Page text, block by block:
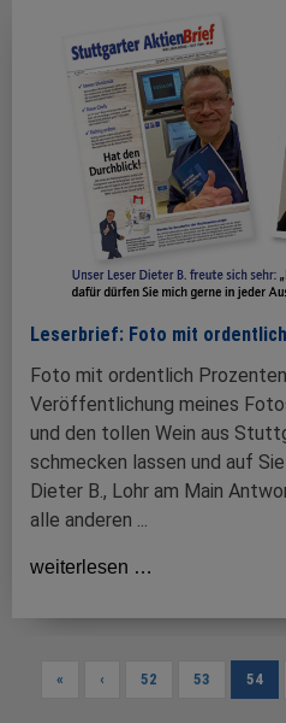
Leserbrief: Foto mit
Foto mit ordentlich
Veröffentlichung meines
und den tollen Wein aus
schmecken lassen und auf
Dieter B., Lohr am Main
alle anderen ...
weiterlesen …
« ‹ 52 53 54